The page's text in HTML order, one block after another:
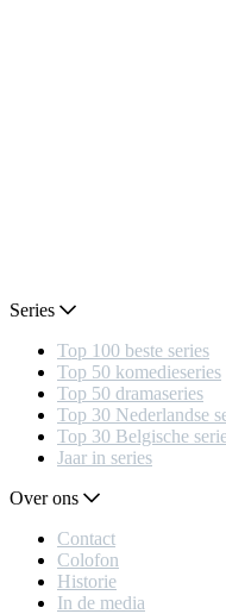
Series
Top 100 beste series
Top 50 komedieseries
Top 50 dramaseries
Top 30 Nederlandse
Top 30 Belgische
Jaar in series
Over ons
Contact
Colofon
Historie
In de media